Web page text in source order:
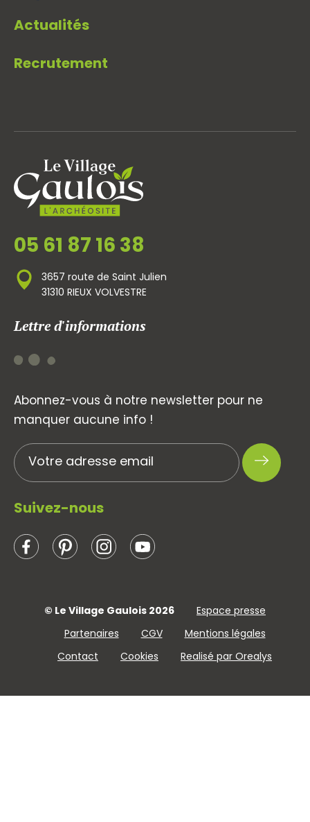
Actualités
Recrutement
05 61 87 16 38
3657 route de Saint Julien
31310 RIEUX VOLVESTRE
Lettre d'informations
Abonnez-vous à notre newsletter pour ne
manquer aucune info !
Suivez-nous
© Le Village Gaulois 2026
Espace presse
Partenaires
CGV
Mentions légales
Contact
Cookies Realisé par Orealys